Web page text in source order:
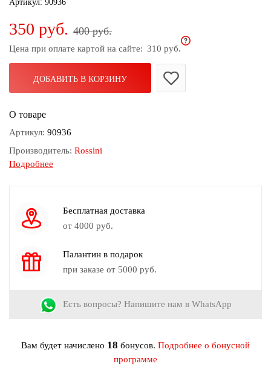
Белье
и
колготки
Одежда
пляжа
Новинки
Артикул: 90936
350 руб. 400 руб.
Цена при оплате картой на сайте: 310 руб.
ДОБАВИТЬ В КОРЗИНУ
О товаре
Артикул: 90936
Производитель: Rossini
Состав:100% хлопок
Сезон:Всесезонный
Ткань:Ситец
Материал:
Подробнее
Бесплатная доставка
от 4000 руб.
Палантин в подарок
при заказе от 5000 руб.
Есть вопросы? Напишите нам в WhatsApp
Вам будет начислено 18 бонусов. Подробнее о бонусной
программе